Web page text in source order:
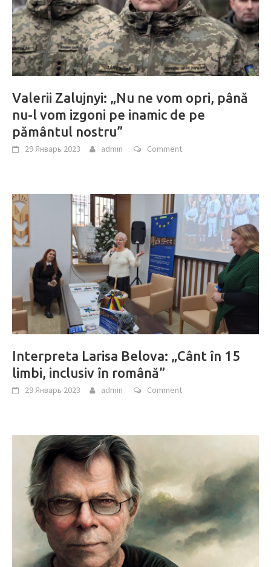
Valerii Zalujnyi: „Nu ne vom opri, până
nu-l vom izgoni pe inamic de pe
pământul nostru”
29 Январь 2023 admin Comment
Interpreta Larisa Belova: „Cânt în 15
limbi, inclusiv în română”
29 Январь 2023 admin Comment